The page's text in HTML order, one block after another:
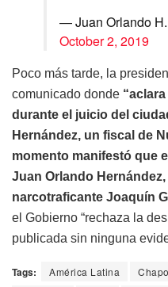
— Juan Orlando
October 2, 2019
Poco más tarde, la
comunicado donde
durante el juicio del
Hernández, un fiscal de
momento manifestó que
Juan Orlando
narcotraficante Joaquín
el Gobierno “rechaza la
publicada sin ninguna
Tags: América Latina